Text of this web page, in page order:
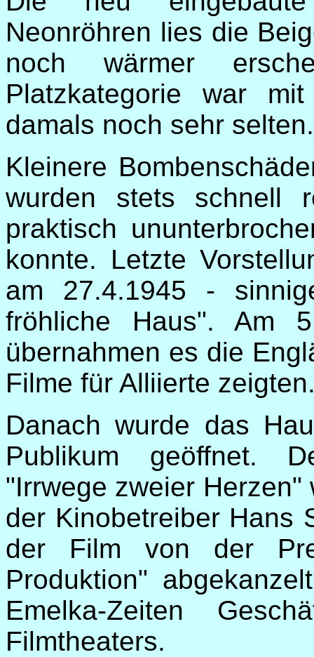
Neonröhren lies die
noch wärmer
Platzkategorie war
damals noch sehr
Kleinere
wurden stets schnell
praktisch
konnte. Letzte
am 27.4.1945 -
fröhliche Haus". Am
übernahmen es die
Filme für Alliierte
Danach wurde das
Publikum geöffnet.
"Irrwege zweier
der Kinobetreiber Hans
der Film von der
Produktion"
Emelka-Zeiten
Filmtheaters.